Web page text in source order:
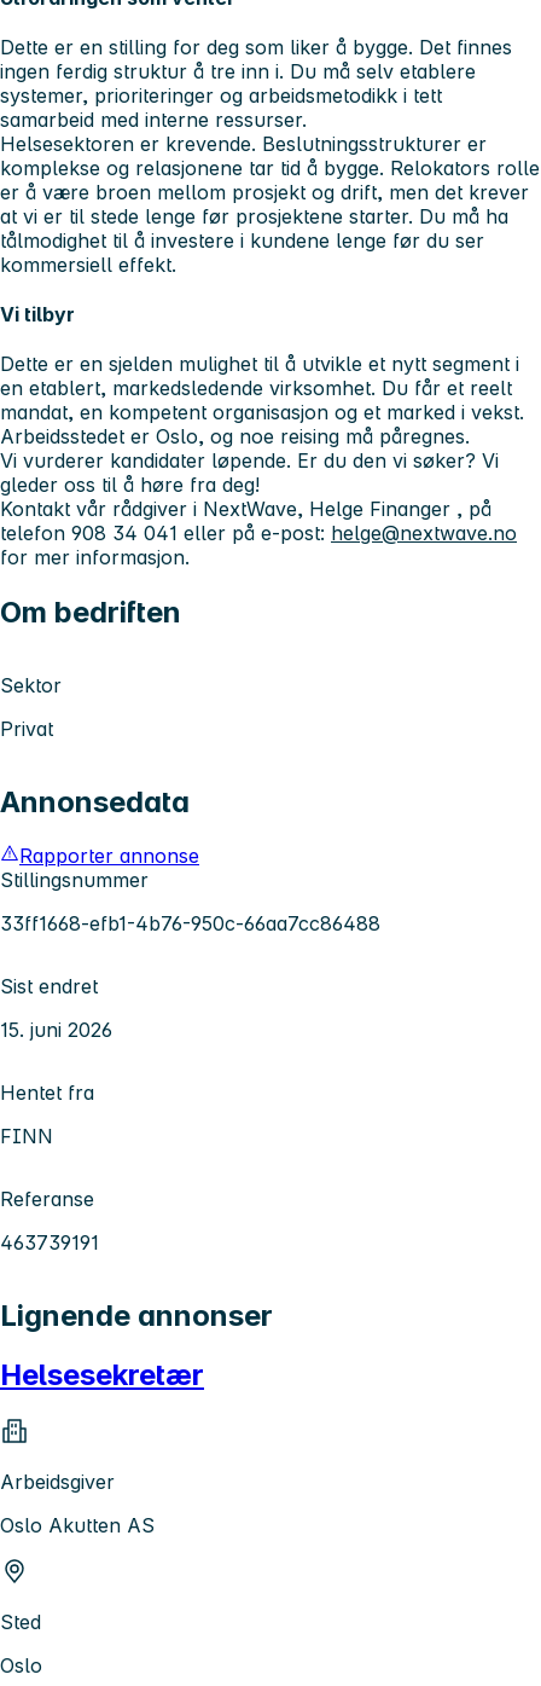
Dette er en stilling for deg som liker å bygge. Det finnes
ingen ferdig struktur å tre inn i. Du må selv etablere
systemer, prioriteringer og arbeidsmetodikk i tett
samarbeid med interne ressurser.
Helsesektoren er krevende. Beslutningsstrukturer er
komplekse og relasjonene tar tid å bygge. Relokators rolle
er å være broen mellom prosjekt og drift, men det krever
at vi er til stede lenge før prosjektene starter. Du må ha
tålmodighet til å investere i kundene lenge før du ser
kommersiell effekt.
Vi tilbyr
Dette er en sjelden mulighet til å utvikle et nytt segment i
en etablert, markedsledende virksomhet. Du får et reelt
mandat, en kompetent organisasjon og et marked i vekst.
Arbeidsstedet er Oslo, og noe reising må påregnes.
Vi vurderer kandidater løpende. Er du den vi søker? Vi
gleder oss til å høre fra deg!
Kontakt vår rådgiver i NextWave, Helge Finanger , på
telefon 908 34 041 eller på e-post: helge@nextwave.no
for mer informasjon.
Om bedriften
Sektor
Privat
Annonsedata
Rapporter annonse
Stillingsnummer
33ff1668-efb1-4b76-950c-66aa7cc86488
Sist endret
15. juni 2026
Hentet fra
FINN
Referanse
463739191
Lignende annonser
Helsesekretær
Arbeidsgiver
Oslo Akutten AS
Sted
Oslo